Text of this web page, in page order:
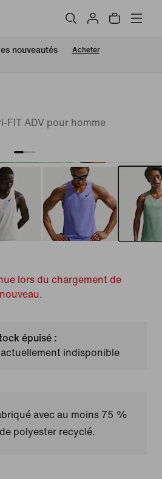
nouveautés Acheter
FIT ADV pour homme
lors du chargement de
épuisé :
indisponible
avec au moins 75 %
polyester recyclé.